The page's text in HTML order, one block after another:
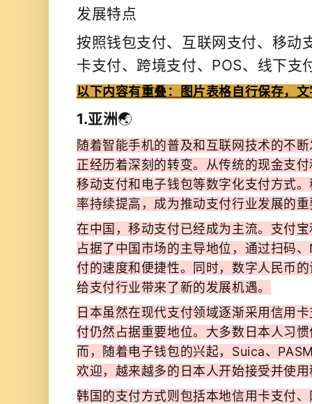
发展特点
按照钱包支付、互联网支付、移动
卡支付、跨境支付、POS、线下支
以下内容有重叠：图片表格自行保存，
1.亚洲🌏
随着智能手机的普及和互联网技术的不
正经历着深刻的转变。从传统的现金支
移动支付和电子钱包等数字化支付方式
率持续提高，成为推动支付行业发展的
在中国，移动支付已经成为主流。支付
占据了中国市场的主导地位，通过扫码
付的速度和便捷性。同时，数字人民币
给支付行业带来了新的发展机遇。
日本虽然在现代支付领域逐渐采用信用
付仍然占据重要地位。大多数日本人习
而，随着电子钱包的兴起，Suica、
欢迎，越来越多的日本人开始接受并使
韩国的支付方式则包括本地信用卡支付